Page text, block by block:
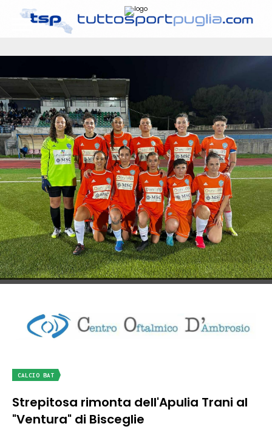
CALCIO BAT
Strepitosa rimonta dell'Apulia Trani al
"Ventura" di Bisceglie